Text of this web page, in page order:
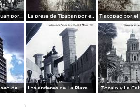
Mercado de San Juan por el fotografo Felix Miret La presa de Tizapan por el fotografo Fernando Kososky. ( Circulada el 22 de Diembre de 1910 ).
Un edificio por Paseo de La Reforma 1950 Los andenes de La Plaza de toros Ciudad de México 1950 Zocalo y La